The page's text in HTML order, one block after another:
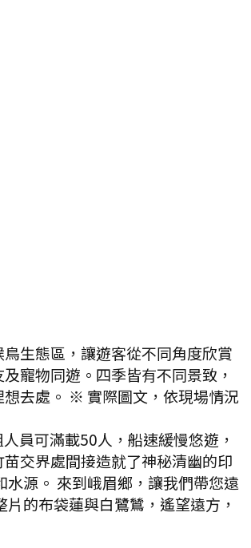
生態區，讓遊客從不同角度欣賞
寵物同遊。四季皆有不同景致，
去處。 ※ 實際圖文，依現場情況
員可滿載50人，船速緩慢悠遊，
交界處間接造就了神秘清幽的印
源。 來到峨眉鄉，讓我們帶您遠
的布袋蓮與白鷺鷥，遙望遠方，